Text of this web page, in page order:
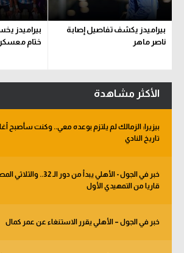
بيراميدز يكشف تفاصيل إصابة
ناصر ماهر
بيراميدز
ختام معسكر
الأكثر مشاهدة
بيزيرا: الزمالك لم يلتزم بوعده معي.. وكنت سأصبح
تاريخ النادي
خبر في الجول - الأهلي يبدأ من دور
قاريا من التمهيدي الأول
خبر في الجول – الأهلي يقرر الاستنغاء عن عمر كمال